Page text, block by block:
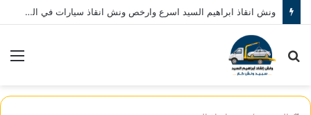
ونش انقاذ ابراهيم السيد اسرع وارخص ونش انقاذ سيارات في المنصورة نصلك في خلال 10 دقائق بحد اقصي اتصل بنا الان 01080793999
بحث